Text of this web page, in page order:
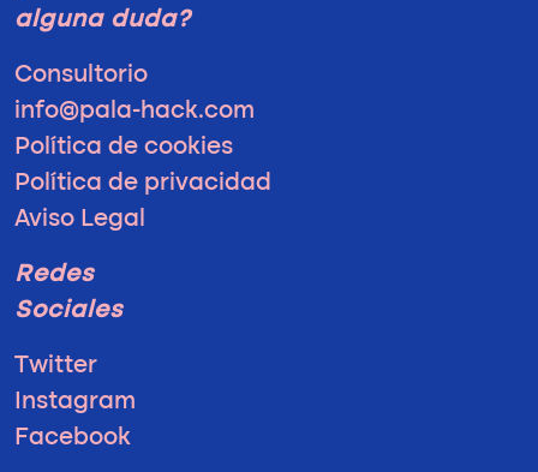
alguna duda?
Consultorio
info@pala-hack.com
Política de cookies
Política de privacidad
Aviso Legal
Redes
Sociales
Twitter
Instagram
Facebook